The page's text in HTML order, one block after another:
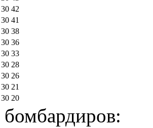
30 42
30 41
30 38
30 36
30 33
30 28
30 26
30 21
30 20